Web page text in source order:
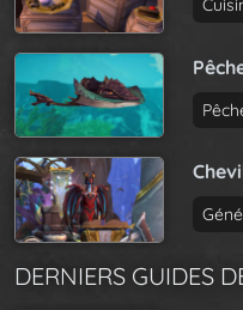
o
n
DERNIERS GUIDES